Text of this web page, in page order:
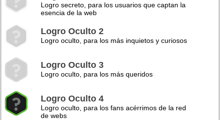
Logro secreto, para los usuarios que captan la
esencia de la web
Logro Oculto 2
Logro oculto, para los más inquietos y curiosos
Logro Oculto 3
Logro oculto, para los más queridos
Logro Oculto 4
Logro oculto, para los fans acérrimos de la red
de webs